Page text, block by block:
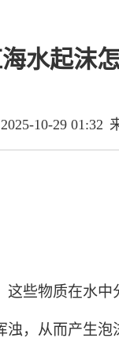
水起沫
10-29 01:32
些物质在水中
，从而产生泡